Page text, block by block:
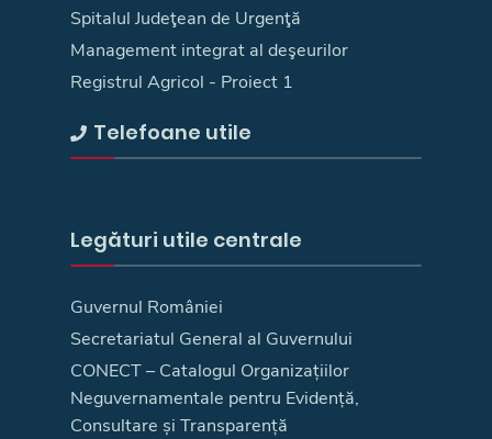
Spitalul Judeţean de Urgenţă
Management integrat al deşeurilor
Registrul Agricol - Proiect 1
Telefoane utile
Legături utile centrale
Guvernul României
Secretariatul General al Guvernului
CONECT – Catalogul Organizațiilor
Neguvernamentale pentru Evidență,
Consultare și Transparență